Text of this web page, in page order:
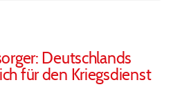
Deutschlands
für den Kriegsdienst